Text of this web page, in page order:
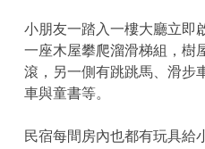
小朋友一踏入一樓大廳立即
一座木屋攀爬溜滑梯組，樹
滾，另一側有跳跳馬、滑步
車與童書等。
民宿每間房內也都有玩具給